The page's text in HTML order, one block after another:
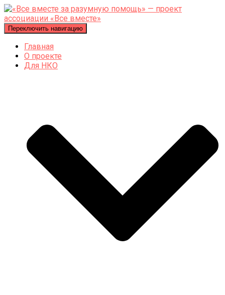
Переключить навигацию
Главная
О проекте
Для НКО